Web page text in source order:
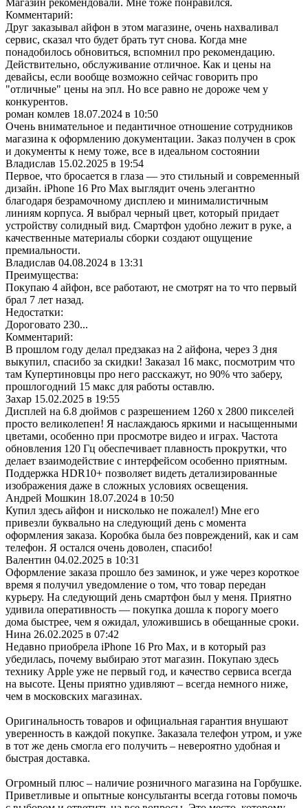
Комментарий:
Друг заказывал айфон в этом магазине, очень нахваливал
сервис, сказал что будет брать тут снова. Когда мне
понадобилось обновиться, вспомнил про рекомендацию.
Действительно, обслуживание отличное. Как и цены на
девайсы, если вообще возможно сейчас говорить про
"отличные" цены на эпл. Но все равно не дороже чем у
конкурентов.
роман комлев 18.07.2024 в 10:50
Очень внимательное и педантичное отношение сотрудников
магазина к оформлению документации. Заказ получен в срок
и документы к нему тоже, все в идеальном состоянии
Владислав 15.02.2025 в 19:54
Первое, что бросается в глаза — это стильный и современный
дизайн. iPhone 16 Pro Max выглядит очень элегантно
благодаря безрамочному дисплею и минималистичным
линиям корпуса. Я выбрал черный цвет, который придает
устройству солидный вид. Смартфон удобно лежит в руке, а
качественные материалы сборки создают ощущение
премиальности.
Владислав 04.08.2024 в 13:31
Преимущества:
Покупаю 4 айфон, все работают, не смотрят на то что первый
брал 7 лет назад.
Недостатки:
Дороговато 230...
Комментарий:
В прошлом году делал предзаказ на 2 айфона, через 3 дня
выкупил, спасибо за скидки! Заказал 16 макс, посмотрим что
там Купертиновцы про него расскажут, но 90% что заберу,
прошлогодний 15 макс для работы оставлю.
Захар 15.02.2025 в 19:55
Дисплей на 6.8 дюймов с разрешением 1260 x 2800 пикселей
просто великолепен! Я наслаждаюсь яркими и насыщенными
цветами, особенно при просмотре видео и играх. Частота
обновления 120 Гц обеспечивает плавность прокрутки, что
делает взаимодействие с интерфейсом особенно приятным.
Поддержка HDR10+ позволяет видеть детализированные
изображения даже в сложных условиях освещения.
Андрей Мошкин 18.07.2024 в 10:50
Купил здесь айфон и нисколько не пожалел!) Мне его
привезли буквально на следующий день с момента
оформления заказа. Коробка была без повреждений, как и сам
телефон. Я остался очень доволен, спасибо!
Валентин 04.02.2025 в 10:31
Оформление заказа прошло без заминок, и уже через короткое
время я получил уведомление о том, что товар передан
курьеру. На следующий день смартфон был у меня. Приятно
удивила оперативность — покупка дошла к порогу моего
дома быстрее, чем я ожидал, уложившись в обещанные сроки.
Нина 26.02.2025 в 07:42
Недавно приобрела iPhone 16 Pro Max, и в который раз
убедилась, почему выбираю этот магазин. Покупаю здесь
технику Apple уже не первый год, и качество сервиса всегда
на высоте. Цены приятно удивляют – всегда немного ниже,
чем в московских магазинах.
Оригинальность товаров и официальная гарантия внушают
уверенность в каждой покупке. Заказала телефон утром, и уже
в тот же день смогла его получить – невероятно удобная и
быстрая доставка.
Огромный плюс – наличие розничного магазина на Горбушке.
Приветливые и опытные консультанты всегда готовы помочь